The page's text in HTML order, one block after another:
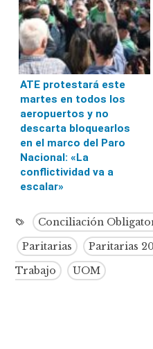
ATE protestará este
martes en todos los
aeropuertos y no
descarta bloquearlos
en el marco del Paro
Nacional: «La
conflictividad va a
escalar»
Conciliación
Paritarias
Paritarias
Trabajo
UOM